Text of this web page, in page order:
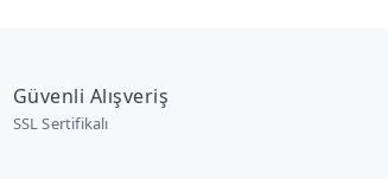
Güvenli Alışveriş
SSL Sertifikalı